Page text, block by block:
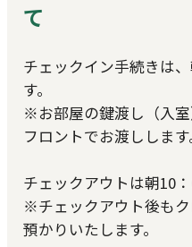
て
チェックイン手続きは
す。
※お部屋の鍵渡し（入
フロントでお渡しします
チェックアウトは朝10
※チェックアウト後も
預かりいたします。